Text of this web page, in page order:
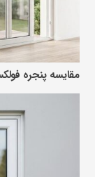
مقایسه پنجره